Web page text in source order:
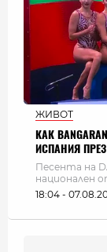
ЖИВОТ
КАК
ИСПАНИЯ
Песента на
национален
18:04 -